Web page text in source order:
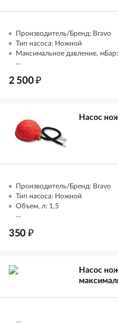
Производитель/Бренд: Bravo
Тип насоса: Ножной
Максимальное давление,
...
2 500₽
Насос
Производитель/Бренд: Bravo
Тип насоса: Ножной
Объем, л: 1,5
...
350 ₽
Насос
...